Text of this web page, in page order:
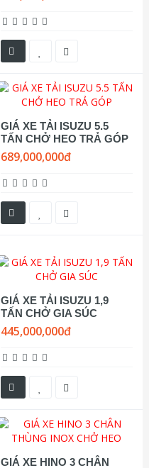
GIÁ XE TẢI ISUZU 5.5
TẤN CHỞ HEO TRẢ GÓP
689,000,000đ
GIÁ XE TẢI ISUZU 1,9
TẤN CHỞ GIA SÚC
445,000,000đ
GIÁ XE HINO 3 CHÂN